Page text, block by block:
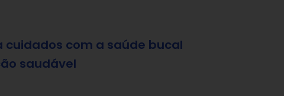
cuidados com a saúde bucal
saudável